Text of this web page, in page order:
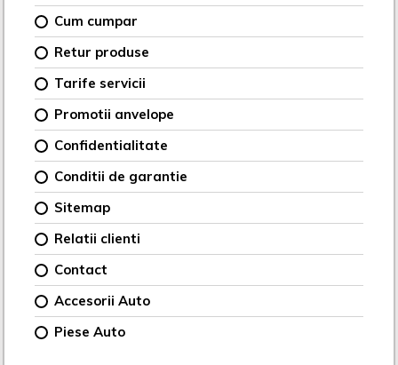
Cum cumpar
Retur produse
Tarife servicii
Promotii anvelope
Confidentialitate
Conditii de garantie
Sitemap
Relatii clienti
Contact
Accesorii Auto
Piese Auto